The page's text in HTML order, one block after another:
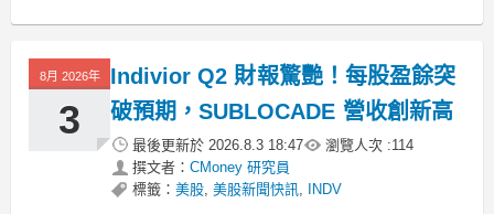
gap: 1rem !important;
8月 2026年
3
Indivior Q2 財報驚艷！每股盈餘突
破預期，SUBLOCADE 營收創新高
最後更新於 2026.8.3 18:47 瀏覽人次 :114
撰文者： CMoney 研究員
標籤： 美股, 美股新聞快訊, INDV